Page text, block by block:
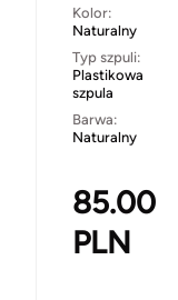
Kolor:
Naturalny
Typ szpuli:
Plastikowa
szpula
Barwa:
Naturalny
85.00
PLN